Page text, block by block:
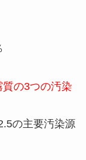
の3つの汚染
の主要汚染源